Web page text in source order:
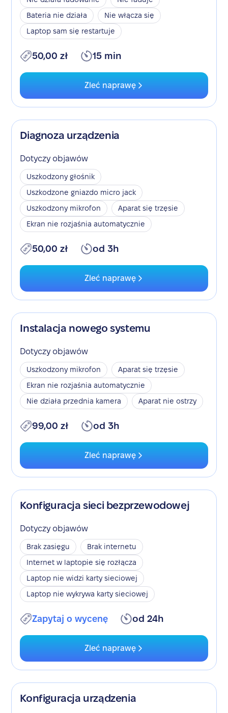
Bateria nie działa
Nie włącza się
Laptop sam się restartuje
50,00 zł 15 min
Zleć naprawę
Diagnoza urządzenia
Dotyczy objawów
Uszkodzony głośnik
Uszkodzone gniazdo micro jack
Uszkodzony mikrofon
Aparat się trzęsie
Ekran nie rozjaśnia automatycznie
50,00 zł od 3h
Zleć naprawę
Instalacja nowego systemu
Dotyczy objawów
Uszkodzony mikrofon
Aparat się trzęsie
Ekran nie rozjaśnia automatycznie
Nie działa przednia kamera
Aparat nie ostrzy
99,00 zł od 3h
Zleć naprawę
Konfiguracja sieci bezprzewodowej
Dotyczy objawów
Brak zasięgu
Brak internetu
Internet w laptopie się rozłącza
Laptop nie widzi karty sieciowej
Laptop nie wykrywa karty sieciowej
Zapytaj o wycenę od 24h
Zleć naprawę
Konfiguracja urządzenia